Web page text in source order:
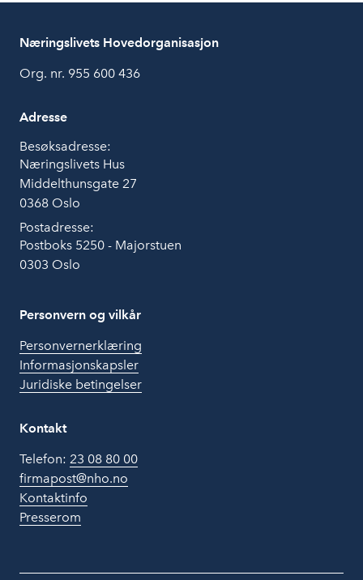
Næringslivets Hovedorganisasjon
Org. nr. 955 600 436
Adresse
Besøksadresse:
Næringslivets Hus
Middelthunsgate 27
0368 Oslo
Postadresse:
Postboks 5250 - Majorstuen
0303 Oslo
Personvern og vilkår
Personvernerklæring
Informasjonskapsler
Juridiske betingelser
Kontakt
Telefon: 23 08 80 00
firmapost@nho.no
Kontaktinfo
Presserom